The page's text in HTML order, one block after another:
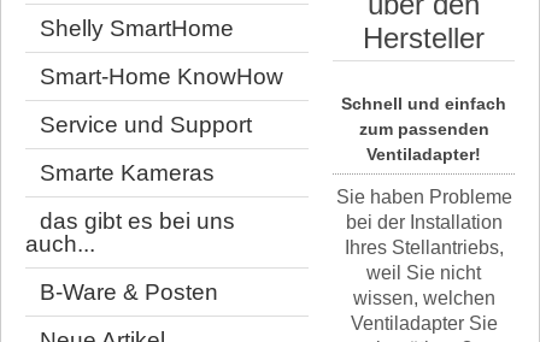
Shelly SmartHome
Smart-Home KnowHow
Service und Support
Smarte Kameras
das gibt es bei uns
auch...
B-Ware & Posten
Hersteller
Schnell und einfach
zum passenden
Ventiladapter!
Sie haben Probleme
bei der Installation
Ihres Stellantriebs,
weil Sie nicht
wissen, welchen
Ventiladapter Sie